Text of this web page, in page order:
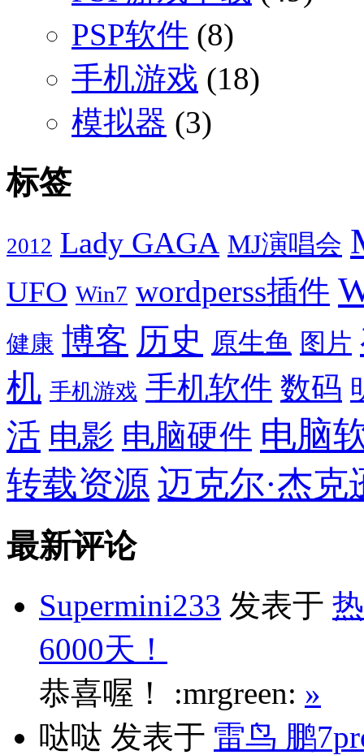
PSP软件 (8)
手机游戏 (18)
模拟器 (3)
标签
2012 Lady GAGA MJ演唱会
UFO Win7 wordperss插件
健康 博客 历史 原生鱼 图片
机 手机游戏 手机软件 数码
活 电影 电脑硬件 电脑
转载资源 迈克尔·杰克
最新评论
Supermini233 发表于
6000天！
恭喜喔！ :mrgreen: »
哒哒 发表于 雷鸟 鹏